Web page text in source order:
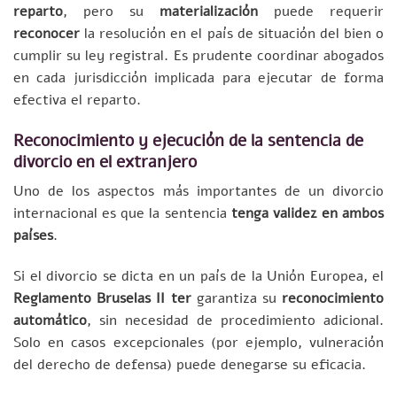
reparto, pero su materialización puede requerir
reconocer la resolución en el país de situación del bien o
cumplir su ley registral. Es prudente coordinar abogados
en cada jurisdicción implicada para ejecutar de forma
efectiva el reparto.
Reconocimiento y ejecución de la sentencia de
divorcio en el extranjero
Uno de los aspectos más importantes de un divorcio
internacional es que la sentencia tenga validez en ambos
países.
Si el divorcio se dicta en un país de la Unión Europea, el
Reglamento Bruselas II tergarantiza su reconocimiento
automático, sin necesidad de procedimiento adicional.
Solo en casos excepcionales (por ejemplo, vulneración
del derecho de defensa) puede denegarse su eficacia.